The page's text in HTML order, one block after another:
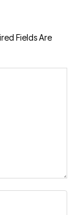
Fields Are